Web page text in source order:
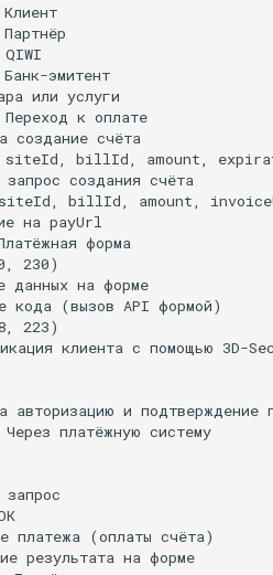
Клиент
QIWI
эмитент
или услуги
к оплате
создание счёта
billId, amount,
создания счёта
billId, amount,
на payUrl
форма
230)
данных на форме
кода (вызов API формой)
223)
клиента с помощью 3D-
авторизацию и подтверждение
платёжную систему
запрос
платежа (оплаты счёта)
результата на форме